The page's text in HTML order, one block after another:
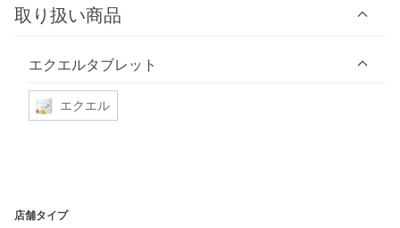
取り扱い商品
エクエルタブレット
エクエル
店舗タイプ